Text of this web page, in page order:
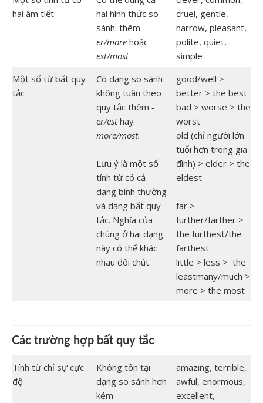
hai âm tiết
hai hình thức so
sánh: thêm -
er/more hoặc -
est/most
cruel, gentle,
narrow, pleasant,
polite, quiet,
simple
Một số từ bất quy
tắc
Có dạng so sánh
không tuân theo
quy tắc thêm -
er/esthay
more/most.
Lưu ý là một số
tính từ có cả
dạng bình thường
và dạng bất quy
tắc. Nghĩa của
chúng ở hai dạng
này có thể khác
nhau đôi chút.
good/well >
better > the best
bad > worse > the
worst
old (chỉ người lớn
tuổi hơn trong gia
đình) > elder > the
eldest
far >
further/farther >
the furthest/the
farthest
little > less > the
leastmany/much >
more > the most
Các trường hợp bất quy tắc
Tính từ chỉ sự cực
độ
Không tồn tại
dạng so sánh hơn
kém
amazing, terrible,
awful, enormous,
excellent,